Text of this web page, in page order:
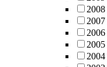
2008
2007
2006
2005
2004